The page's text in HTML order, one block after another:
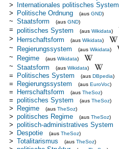
> Internationales politisches System
> Politische Ordnung (aus GND)
~ Staatsform (aus GND)
= politisches System (aus Wikidata)
> Herrschaftsform (aus Wikidata)
~ Regierungssystem (aus Wikidata)
~ Regime (aus Wikidata)
~ Staatsform (aus Wikidata)
= Politisches System (aus DBpedia)
= Regierungssystem (aus EuroVoc)
= Herrschaftsform (aus TheSoz)
= politisches System (aus TheSoz)
> Regime (aus TheSoz)
> politisches Regime (aus TheSoz)
> politisch-administratives System
> Despotie (aus TheSoz)
> Totalitarismus (aus TheSoz)